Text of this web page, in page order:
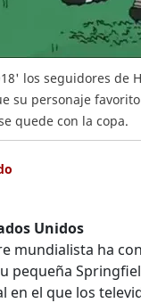
los seguidores de
su personaje
quede con la copa.
Unidos
mundialista ha
pequeña
en el que los